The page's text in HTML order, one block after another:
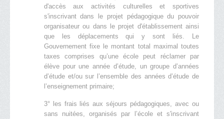
d'accès aux activités culturelles et sportives
s'inscrivant dans le projet pédagogique du pouvoir
organisateur ou dans le projet d'établissement ainsi
que les déplacements qui y sont liés. Le
Gouvernement fixe le montant total maximal toutes
taxes comprises qu’une école peut réclamer par
élève pour une année d’étude, un groupe d’années
d’étude et/ou sur l’ensemble des années d’étude de
l’enseignement primaire;
3° les frais liés aux séjours pédagogiques, avec ou
sans nuitées, organisés par l’école et s'inscrivant